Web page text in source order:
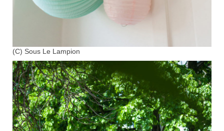
(C) Sous Le Lampion